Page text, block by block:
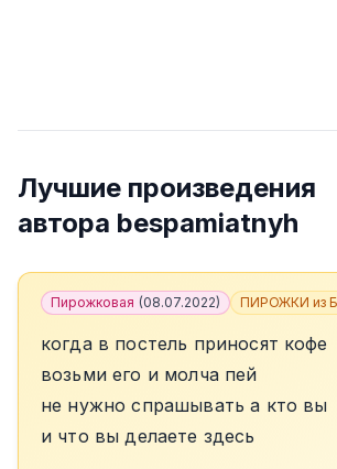
Лучшие произведения
автора bespamiatnyh
Пирожковая (08.07.2022) ПИРОЖКИ из
когда в постель приносят кофе
возьми его и молча пей
не нужно спрашывать а кто вы
и что вы делаете здесь